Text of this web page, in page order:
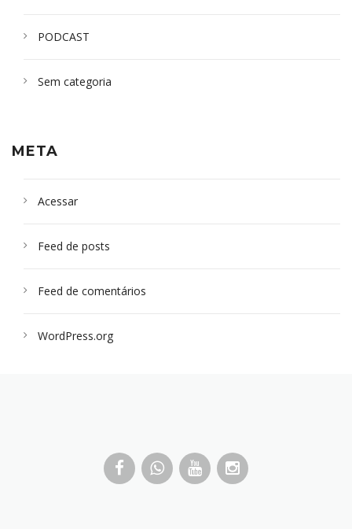
PODCAST
Sem categoria
META
Acessar
Feed de posts
Feed de comentários
WordPress.org